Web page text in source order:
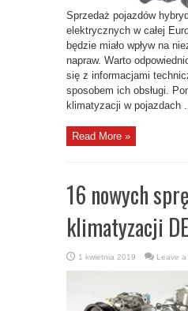
Sprzedaż pojazdów
elektrycznych w całej
będzie miało wpływ na
napraw. Warto
się z informacjami
sposobem ich obsługi.
klimatyzacji w pojazdach
Read More »
16 nowych
klimatyzacji
1 kwietnia 2019 Leave a